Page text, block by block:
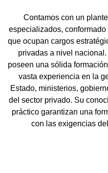
Contamos con un
especializados,
que ocupan cargos
privadas a nivel
poseen una sólida
vasta experiencia en la
Estado, ministerios,
del sector privado. Su
práctico garantizan una
con las exigencias